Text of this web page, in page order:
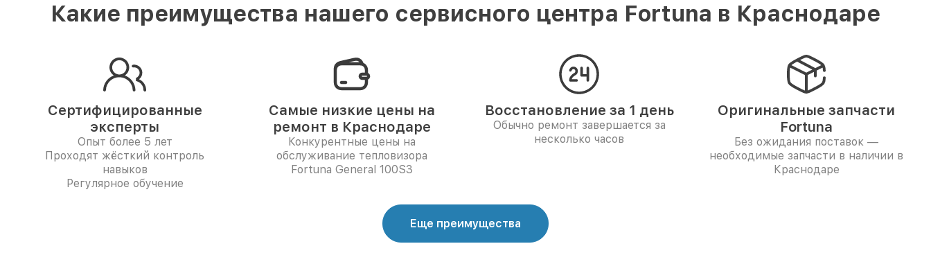
Какие преимущества нашего сервисного центра Fortuna в Краснодаре
Сертифицированные
эксперты
Опыт более 5 лет
Проходят жёсткий контроль
навыков
Регулярное обучение
Самые низкие цены на
ремонт в Краснодаре
Конкурентные цены на
обслуживание тепловизора
Fortuna General 100S3
Восстановление за 1 день
Обычно ремонт завершается за
несколько часов
Оригинальные запчасти
Fortuna
Без ожидания поставок —
необходимые запчасти в наличии в
Краснодаре
Еще преимущества